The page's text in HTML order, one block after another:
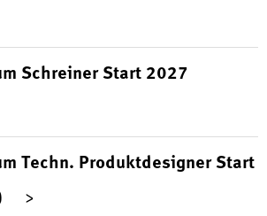
Schreiner Start 2027
Techn. Produktdesigner Start